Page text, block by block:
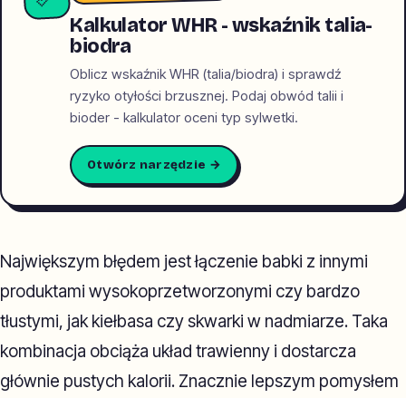
Kalkulator WHR - wskaźnik talia-
biodra
Oblicz wskaźnik WHR (talia/biodra) i sprawdź
ryzyko otyłości brzusznej. Podaj obwód talii i
bioder - kalkulator oceni typ sylwetki.
Otwórz narzędzie →
Największym błędem jest łączenie babki z innymi
produktami wysokoprzetworzonymi czy bardzo
tłustymi, jak kiełbasa czy skwarki w nadmiarze. Taka
kombinacja obciąża układ trawienny i dostarcza
głównie pustych kalorii. Znacznie lepszym pomysłem